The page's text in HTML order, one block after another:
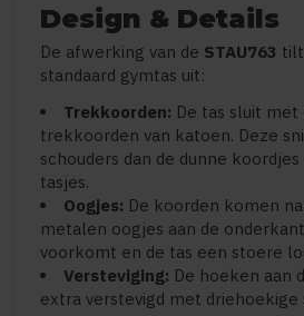
Design & Details
De afwerking van de STAU763
standaard gymtas uit:
Trekkoorden: De tas sluit met
trekkoorden van katoen. Deze
schouders dan de dunne
tasjes.
Oogjes: De koorden komen
metalen oogjes aan de
voorkomt en de tas een stoere
Versteviging: De hoeken aan
extra verstevigd met